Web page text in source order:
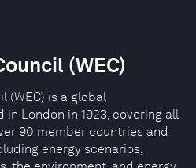
(WEC)
(WEC) is a global
London in 1923, covering all
90 member countries and
energy scenarios,